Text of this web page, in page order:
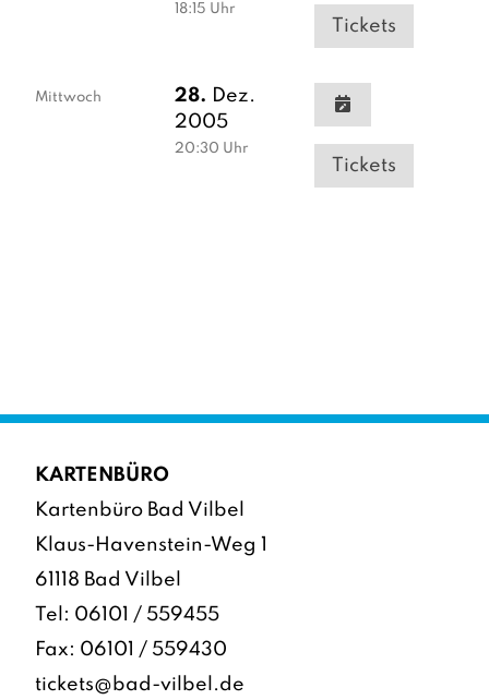
18:15 Uhr
Tickets
Mittwoch 28. Dez.
2005
20:30 Uhr
Tickets
KARTENBÜRO
Kartenbüro Bad Vilbel
Klaus-Havenstein-Weg 1
61118 Bad Vilbel
Tel: 06101 / 559455
Fax: 06101 / 559430
tickets@bad-vilbel.de